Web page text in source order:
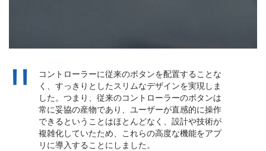
コントローラーに従来のボタンを配置することな
く、すっきりとしたスリムなデザインを実現しま
した。つまり、従来のコントローラーのボタンは
常に妥協の産物であり、ユーザーが直感的に操作
できるということはほとんどなく、設計や技術が
複雑化していたため、これらの高度な機能をアプ
リに導入することにしました。